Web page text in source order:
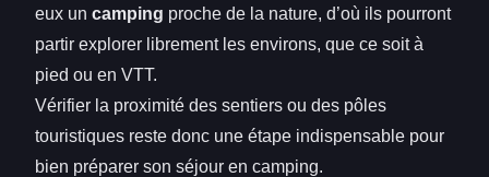
eux un camping proche de la nature, d’où ils pourront
partir explorer librement les environs, que ce soit à
pied ou en VTT.
Vérifier la proximité des sentiers ou des pôles
touristiques reste donc une étape indispensable pour
bien préparer son séjour en camping.